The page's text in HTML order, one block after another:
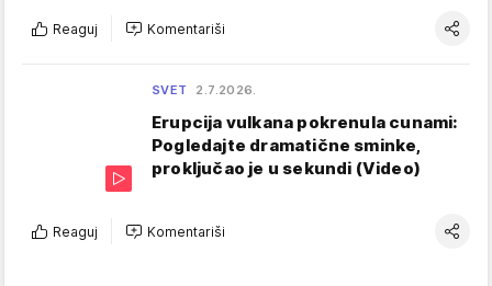
Reaguj Komentariši
SVET 2.7.2026.
Erupcija vulkana pokrenula cunami:
Pogledajte dramatične sminke,
proključao je u sekundi (Video)
Reaguj Komentariši